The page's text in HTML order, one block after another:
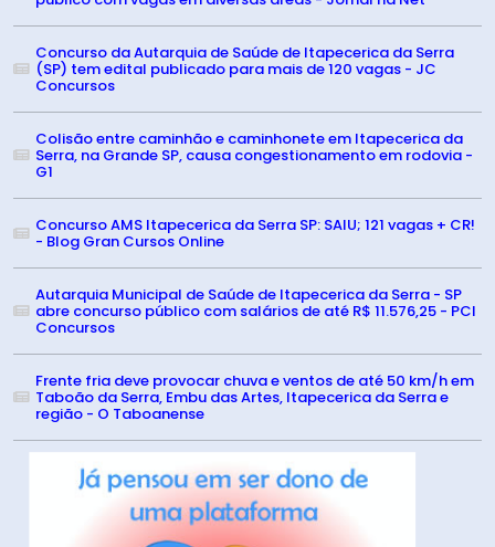
Concurso da Autarquia de Saúde de Itapecerica da Serra
(SP) tem edital publicado para mais de 120 vagas - JC
Concursos
Colisão entre caminhão e caminhonete em Itapecerica da
Serra, na Grande SP, causa congestionamento em rodovia -
G1
Concurso AMS Itapecerica da Serra SP: SAIU; 121 vagas + CR!
- Blog Gran Cursos Online
Autarquia Municipal de Saúde de Itapecerica da Serra - SP
abre concurso público com salários de até R$ 11.576,25 - PCI
Concursos
Frente fria deve provocar chuva e ventos de até 50 km/h em
Taboão da Serra, Embu das Artes, Itapecerica da Serra e
região - O Taboanense